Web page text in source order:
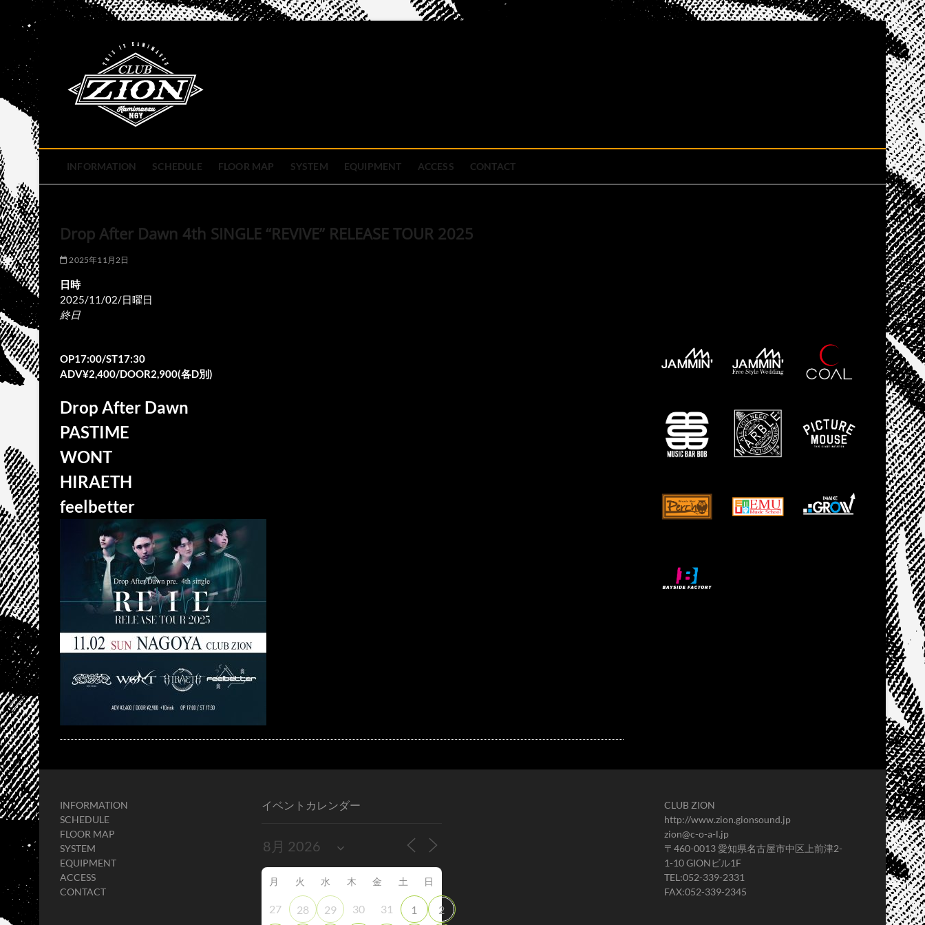
content
INFORMATION SCHEDULE FLOOR MAP SYSTEM EQUIPMENT ACCESS CONTACT
Drop After Dawn 4th SINGLE “REVIVE” RELEASE TOUR 2025
2025年11月2日
日時
2025/11/02/日曜日
終日
OP17:00/ST17:30
ADV¥2,400/DOOR2,900(各D別)
Drop After Dawn
PASTIME
WONT
HIRAETH
feelbetter
INFORMATION
SCHEDULE
FLOOR MAP
SYSTEM
EQUIPMENT
ACCESS
CONTACT
イベントカレンダー
月 火 水 木 金 土 日
27 28 29 30 31 1 2
CLUB ZION
http://www.zion.gionsound.jp
zion@c-o-a-l.jp
〒460-0013 愛知県名古屋市中区上前津2-
1-10 GIONビル1F
TEL:052-339-2331
FAX:052-339-2345